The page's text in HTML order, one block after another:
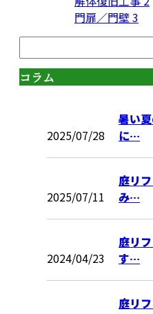
門扉／門壁3
コラム
2025/07/28
暑い
に…
2025/07/11
庭リ
み…
2024/04/23
庭リ
す…
庭リ